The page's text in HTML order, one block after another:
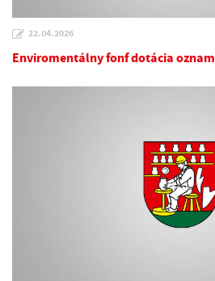
22.04.2026
Enviromentálny fonf dotácia oznam